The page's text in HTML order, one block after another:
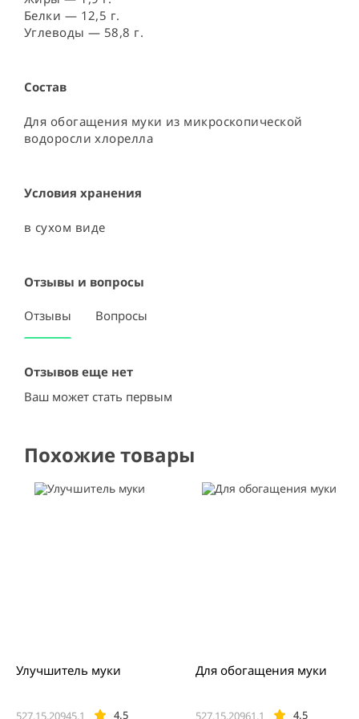
Белки — 12,5 г.
Углеводы — 58,8 г.
Состав
Для обогащения муки из микроскопической
водоросли хлорелла
Условия хранения
в сухом виде
Отзывы и вопросы
Отзывы Вопросы
Отзывов еще нет
Ваш может стать первым
Похожие товары
527.15.20945.1 4.5
Улучшитель муки
527.15.20961.1 4.5
Для обогащения муки